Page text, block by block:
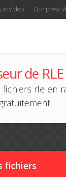
to Video Compress
de RLE
fichiers rle en
gratuitement
fichiers